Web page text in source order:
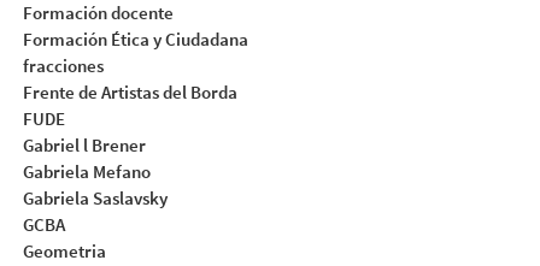
Formación docente
Formación Ética y Ciudadana
fracciones
Frente de Artistas del Borda
FUDE
Gabriel l Brener
Gabriela Mefano
Gabriela Saslavsky
GCBA
Geometria